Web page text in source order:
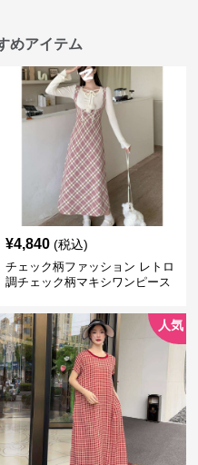
めアイテム
¥4,840 (税込)
チェック柄ファッション レトロ
調チェック柄マキシワンピース
人気